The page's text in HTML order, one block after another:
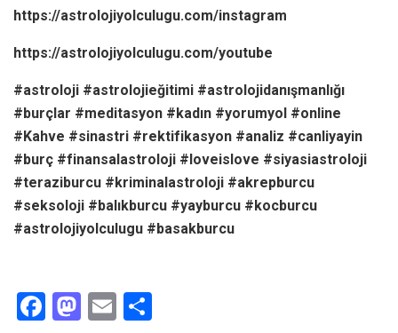
https://astrolojiyolculugu.com/instagram
https://astrolojiyolculugu.com/youtube
#astroloji #astrolojieğitimi #astrolojidanışmanlığı
#burçlar #meditasyon #kadın #yorumyol #online
#Kahve #sinastri #rektifikasyon #analiz #canliyayin
#burç #finansalastroloji #loveislove #siyasiastroloji
#teraziburcu #kriminalastroloji #akrepburcu
#seksoloji #balıkburcu #yayburcu #kocburcu
#astrolojiyolculugu #basakburcu
F
M E